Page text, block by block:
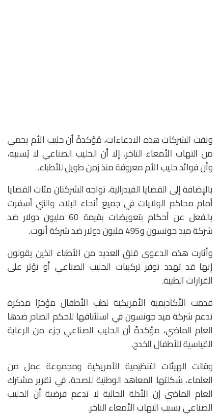
ونفت الشركات هذه الادعاءات، مُؤكدةً أن حليب الأم يحمي
من التهاب الأمعاء الناخر، إلا أن الحليب الصناعي لا يُسببه،
وأن فوائد حليب الأم معروفة منذ زمن طويل للأطباء.
بالإضافة إلى القضايا الفيدرالية، تواجه الشركتان مئات القضايا
أمام محاكم الولايات في جميع أنحاء البلاد، والتي أسفرت
بالفعل عن أحكام بتعويضات بقيمة 60 مليون دولار ضد
شركة ميد جونسون و495 مليون دولار ضد شركة أبوت.
وأثارت هذه الدعوى قلق العديد من الأطباء الذين يقولون
إنها قد تهدد توفر تركيبات الحليب الصناعي أو تؤثر على
القرارات الطبية.
قدمت الأكاديمية الأمريكية لطب الأطفال مؤخرًا مذكرة
تدعم شركة ميد جونسون في استئنافها للحكم الصادر ضدها
العام الماضي، مؤكدةً أن الحليب الصناعي جزء من الرعاية
القياسية للأطفال الخدج.
وقالت الهيئات التنظيمية الأمريكية ومجموعة عمل من
العلماء، شكلتها المعاهد الوطنية للصحة، في تقرير مشترك
العام الماضي إن الأدلة الحالية لا تدعم فرضية أن الحليب
الصناعي يسبب التهاب الأمعاء الناخر.